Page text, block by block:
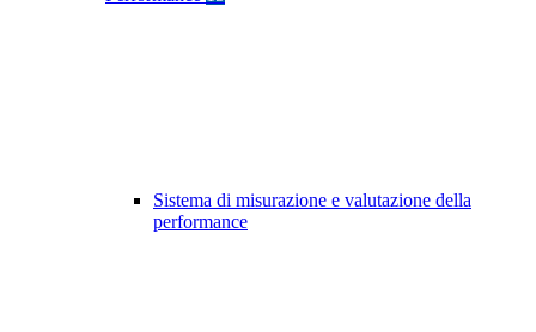
Sistema di misurazione e valutazione della
performance